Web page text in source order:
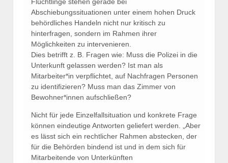
Abschiebungssituationen unter einem hohen Druck
behördliches Handeln nicht nur kritisch zu
hinterfragen, sondern im Rahmen ihrer
Möglichkeiten zu intervenieren.
Dies betrifft z. B. Fragen wie: Muss die Polizei in die
Unterkunft gelassen werden? Ist man als
Mitarbeiter*in verpflichtet, auf Nachfragen Personen
zu identifizieren? Muss man das Zimmer von
Bewohner*innen aufschließen?
Nicht für jede Einzelfallsituation und konkrete Frage
können eindeutige Antworten geliefert werden. „Aber
es lässt sich ein rechtlicher Rahmen abstecken, der
für die Behörden bindend ist und in dem sich für
Mitarbeitende von Unterkünften